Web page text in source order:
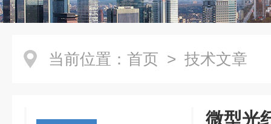
当前位置： 首页 > 技术文章